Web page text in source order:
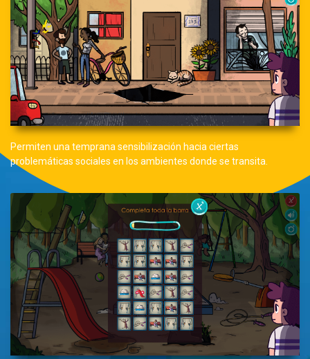
Permiten una temprana sensibilización hacia ciertas
problemáticas sociales en los ambientes donde se transita.